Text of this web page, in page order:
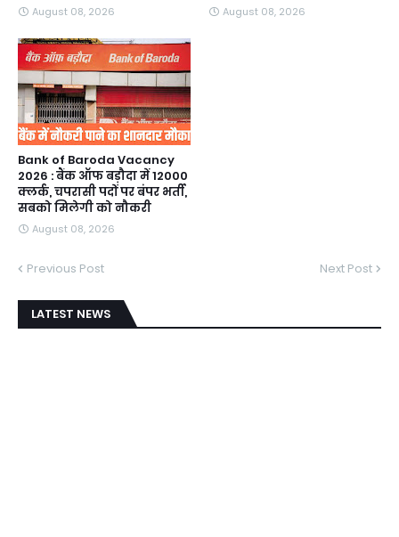
August 08, 2026 August 08, 2026
Bank of Baroda Vacancy
2026 : बैंक ऑफ बड़ौदा में 12000
क्लर्क, चपरासी पदों पर बंपर भर्ती,
सबको मिलेगी को नौकरी
August 08, 2026
Previous Post Next Post
LATEST NEWS